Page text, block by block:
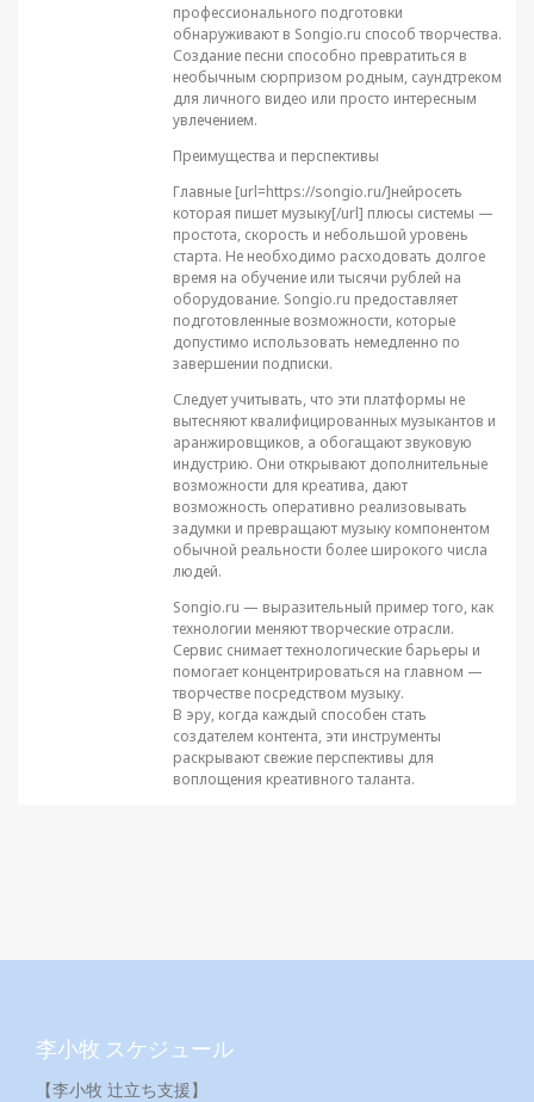
профессионального подготовки
обнаруживают в Songio.ru способ творчества.
Создание песни способно превратиться в
необычным сюрпризом родным, саундтреком
для личного видео или просто интересным
увлечением.
Преимущества и перспективы
Главные [url=https://songio.ru/]нейросеть
которая пишет музыку[/url] плюсы системы —
простота, скорость и небольшой уровень
старта. Не необходимо расходовать долгое
время на обучение или тысячи рублей на
оборудование. Songio.ru предоставляет
подготовленные возможности, которые
допустимо использовать немедленно по
завершении подписки.
Следует учитывать, что эти платформы не
вытесняют квалифицированных музыкантов и
аранжировщиков, а обогащают звуковую
индустрию. Они открывают дополнительные
возможности для креатива, дают
возможность оперативно реализовывать
задумки и превращают музыку компонентом
обычной реальности более широкого числа
людей.
Songio.ru — выразительный пример того, как
технологии меняют творческие отрасли.
Сервис снимает технологические барьеры и
помогает концентрироваться на главном —
творчестве посредством музыку.
В эру, когда каждый способен стать
создателем контента, эти инструменты
раскрывают свежие перспективы для
воплощения креативного таланта.
李小牧 スケジュール
【李小牧 辻立ち支援】